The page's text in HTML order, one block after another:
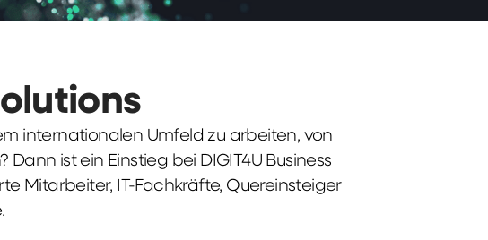
internationalen Umfeld zu arbeiten, von
ist ein Einstieg bei DIGIT4U Business
Mitarbeiter, IT-Fachkräfte, Quereinsteiger